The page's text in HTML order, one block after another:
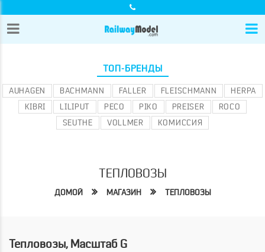
ТОП-БРЕНДЫ
AUHAGEN BACHMANN FALLER FLEISCHMANN
HERPA
KIBRI
LILIPUT PECO PIKO PREISER
ROCO
SEUTHE
VOLLMER КОМИССИЯ
ТЕПЛОВОЗЫ
ДОМОЙ МАГАЗИН ТЕПЛОВОЗЫ
Тепловозы, Масштаб G